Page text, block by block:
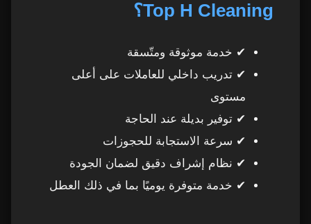
5. هل الخدمة آمنة؟ وكيف نضمن أمن وراحة
43
7. هل يمكن حجز عاملات بشكل أسبوعي أو
شهري؟
التنظيف اليومي بالساعة:
Top H Cleaning؟
✔ خدمة موثوقة ومتّسقة
✔ تدريب داخلي للعاملات على أعلى
مستوى
✔ توفير بديلة عند الحاجة
✔ سرعة الاستجابة للحجوزات
✔ نظام إشراف دقيق لضمان الجودة
✔ خدمة متوفرة يوميًا بما في ذلك العطل